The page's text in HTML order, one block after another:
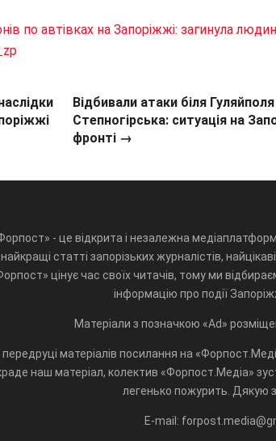
по автівках на Запоріжжі: загинула
Відбивали атаки біля
Степногірська: ситуація на
фронті →
- це відкрита і незалежна
найкращі статті запорізьких журналістів,
цінує час своїх читачів, тому ми
інформацію про події
Матеріали з позначкою «Ad»
передруці матеріалів посилання на
наш матеріал, колектив «Форпост.Медіа»
легенько пожурить. Дякую
E-mail: